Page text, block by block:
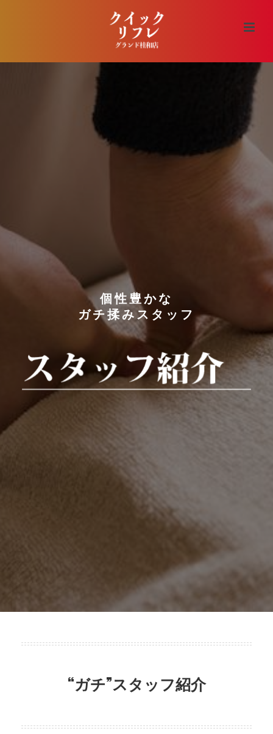
個性豊かな
ガチ揉みスタッフ
“ガチ”スタッフ紹介